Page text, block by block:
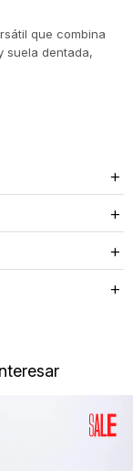
que combina
suela dentada,
acompañar
El contraste entre